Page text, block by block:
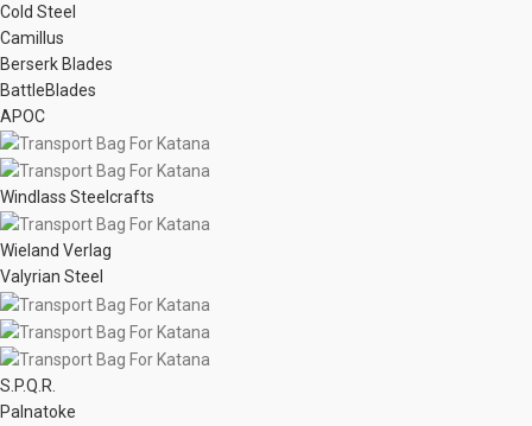
Cold Steel
Camillus
Berserk Blades
BattleBlades
APOC
Windlass Steelcrafts
Wieland Verlag
Valyrian Steel
S.P.Q.R.
Palnatoke